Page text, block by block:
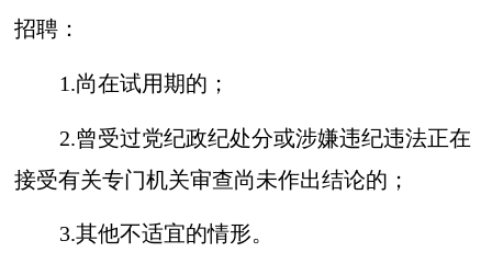
招聘：
1.尚在试用期的；
2.曾受过党纪政纪处分或涉嫌违纪违法正在
接受有关专门机关审查尚未作出结论的；
3.其他不适宜的情形。